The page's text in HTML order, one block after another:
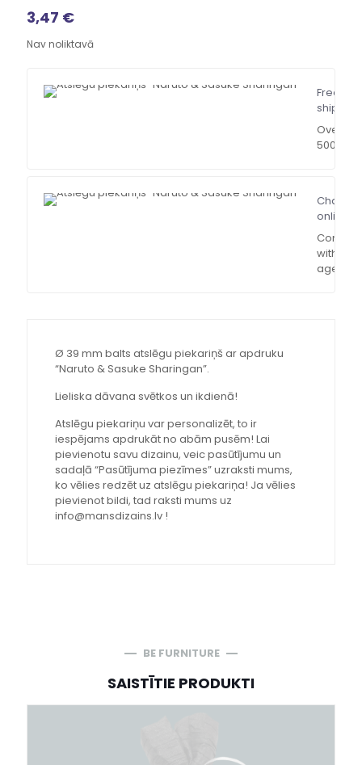
3,47 €
Nav noliktavā
Free
shipping
Over
500$
Chat
online
Contact
with our
agent
Ø 39 mm balts atslēgu piekariņš ar apdruku
“Naruto & Sasuke Sharingan”.
Lieliska dāvana svētkos un ikdienā!
Atslēgu piekariņu var personalizēt, to ir
iespējams apdrukāt no abām pusēm! Lai
pievienotu savu dizainu, veic pasūtījumu un
sadaļā “Pasūtījuma piezīmes” uzraksti mums,
ko vēlies redzēt uz atslēgu piekariņa! Ja vēlies
pievienot bildi, tad raksti mums uz
info@mansdizains.lv !
BE FURNITURE
SAISTĪTIE PRODUKTI